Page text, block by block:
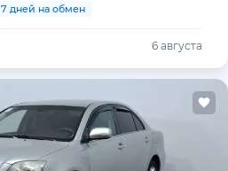
7 дней на обмен
6 августа